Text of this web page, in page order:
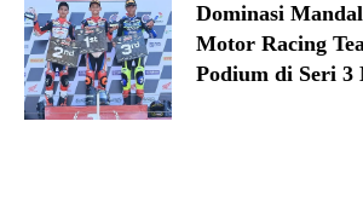
Dominasi
Motor Racing
Podium di Seri 3